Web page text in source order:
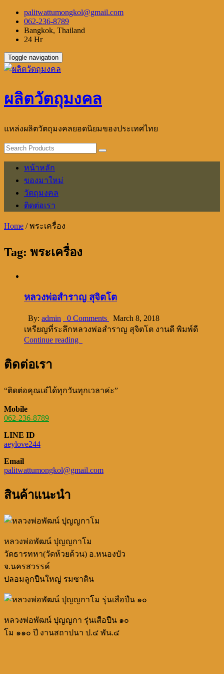
Skip
content
palitwattumongkol@gmail.com
062-236-8789
Bangkok, Thailand
24 Hr
Toggle navigation
ผลิตวัตถุมงคล
แหล่งผลิตวัตถุมงคลยอดนิยมของประเทศไทย
หน้าหลัก
ของมาใหม่
วัตถุมงคล
ติดต่อเรา
Home /พระเครื่อง
Tag: พระเครื่อง
หลวงพ่อสำราญ สุจิตโต
By: admin 0 Comments
March 8, 2018
เหรียญที่ระลึกหลวงพ่อสำราญ สุจิตโต งานดี พิมพ์ดี
Continue reading
ติดต่อเรา
“ติดต่อคุณเอ๋ได้ทุกวันทุกเวลาค่ะ”
Mobile
062-236-8789
LINE ID
aeylove244
Email
palitwattumongkol@gmail.com
สินค้าแนะนำ
หลวงพ่อพัฒน์ ปุญญกาโม
วัดธารทหา(วัดห้วยด้วน) อ.หนองบัว
จ.นครสวรรค์
ปลอมลูกปืนใหญ่ รมซาติน
หลวงพ่อพัฒน์ ปุญญกา รุ่นเสือปืน ๑๐
โม ๑๑๐ ปี งานสถาปนา ป.๔ พัน.๔